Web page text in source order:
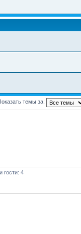
темы за:
гости: 4